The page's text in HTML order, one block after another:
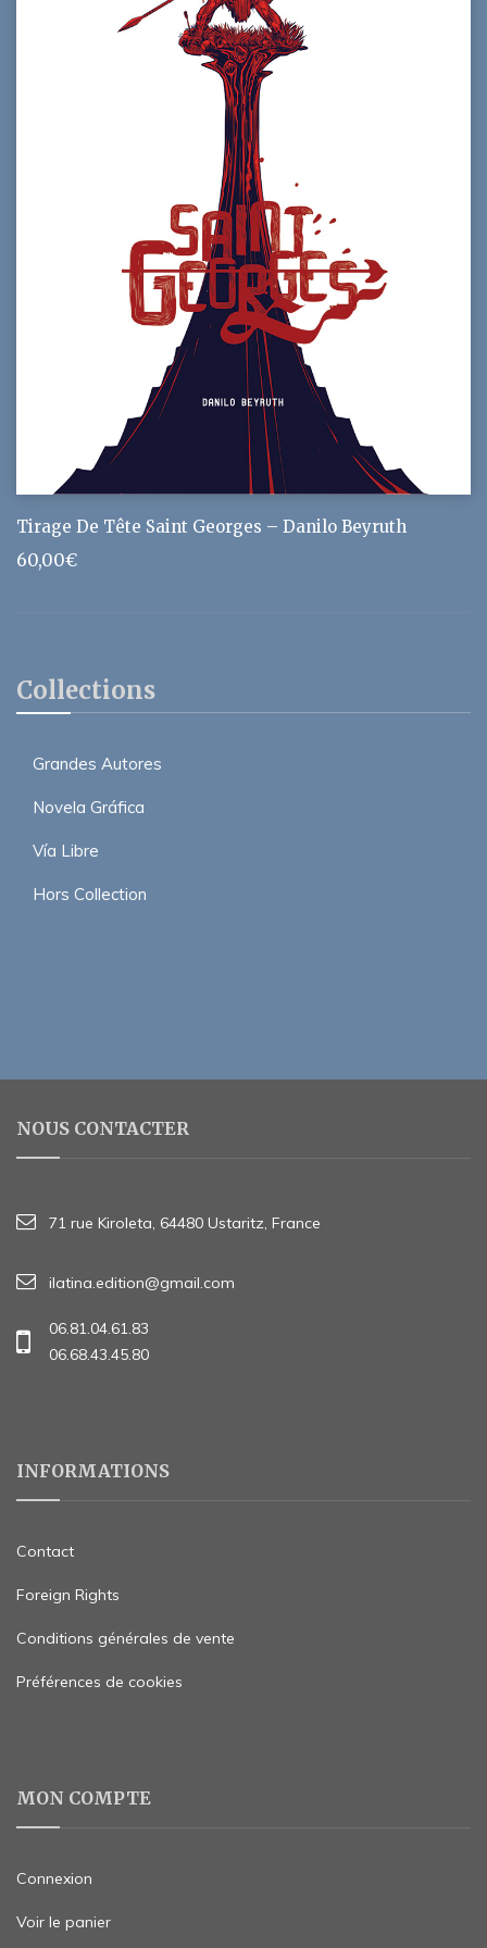
Collections
Grandes Autores
Novela Gráfica
Vía Libre
Hors Collection
Tirage De Tête Saint Georges – Danilo Beyruth
60,00€
NOUS CONTACTER
71 rue Kiroleta, 64480 Ustaritz, France
ilatina.edition@gmail.com
06.81.04.61.83
06.68.43.45.80
INFORMATIONS
Contact
Foreign Rights
Conditions générales de vente
Préférences de cookies
MON COMPTE
Connexion
Voir le panier